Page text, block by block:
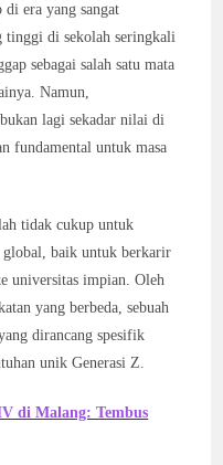
era yang sangat
tinggi di sekolah seringkali
sebagai salah satu mata
Namun,
lagi sekadar nilai di
fundamental untuk masa
tidak cukup untuk
global, baik untuk berkarir
universitas impian. Oleh
yang berbeda, sebuah
dirancang spesifik
unik Generasi Z.
di Malang: Tembus